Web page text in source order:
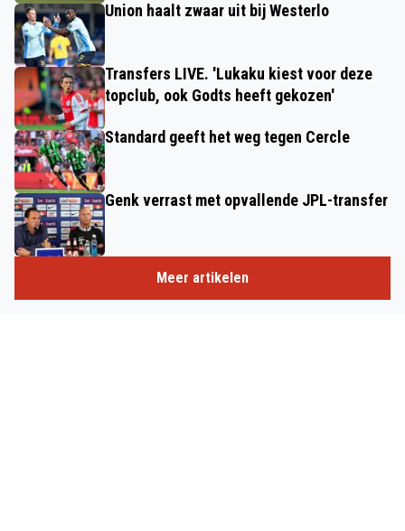
Union haalt zwaar uit bij Westerlo
Transfers LIVE. 'Lukaku kiest voor deze
topclub, ook Godts heeft gekozen'
Standard geeft het weg tegen Cercle
Genk verrast met opvallende JPL-transfer
Meer artikelen